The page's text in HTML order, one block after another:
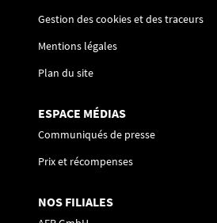
Gestion des cookies et des traceurs
Mentions légales
Plan du site
ESPACE MÉDIAS
Communiqués de presse
Prix et récompenses
NOS FILIALES